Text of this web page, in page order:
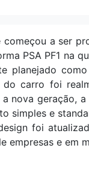
a ser
PSA PF1 na
planejado
carro foi
nova geração,
simples e
foi
empresas e em